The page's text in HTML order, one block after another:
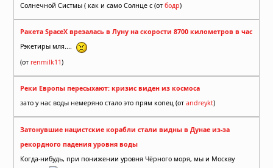
Солнечной Систмы ( как и само Солнце с (от бодр)
Ракета SpaceX врезалась в Луну на скорости 8700 километров в час
Рэкетиры мля....
(от renmilk11)
Реки Европы пересыхают: кризис виден из космоса
зато у нас воды немеряно стало это прям копец (от andreykt)
Затонувшие нацистские корабли стали видны в Дунае из-за
рекордного падения уровня воды
Когда-нибудь, при понижении уровня Чёрного моря, мы и Москву